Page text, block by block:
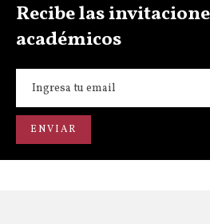
Recibe las
académicos